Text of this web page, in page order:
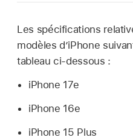
Les spécifications
modèles d’iPhone
tableau ci-dessous :
iPhone 17e
iPhone 16e
iPhone 15 Plus